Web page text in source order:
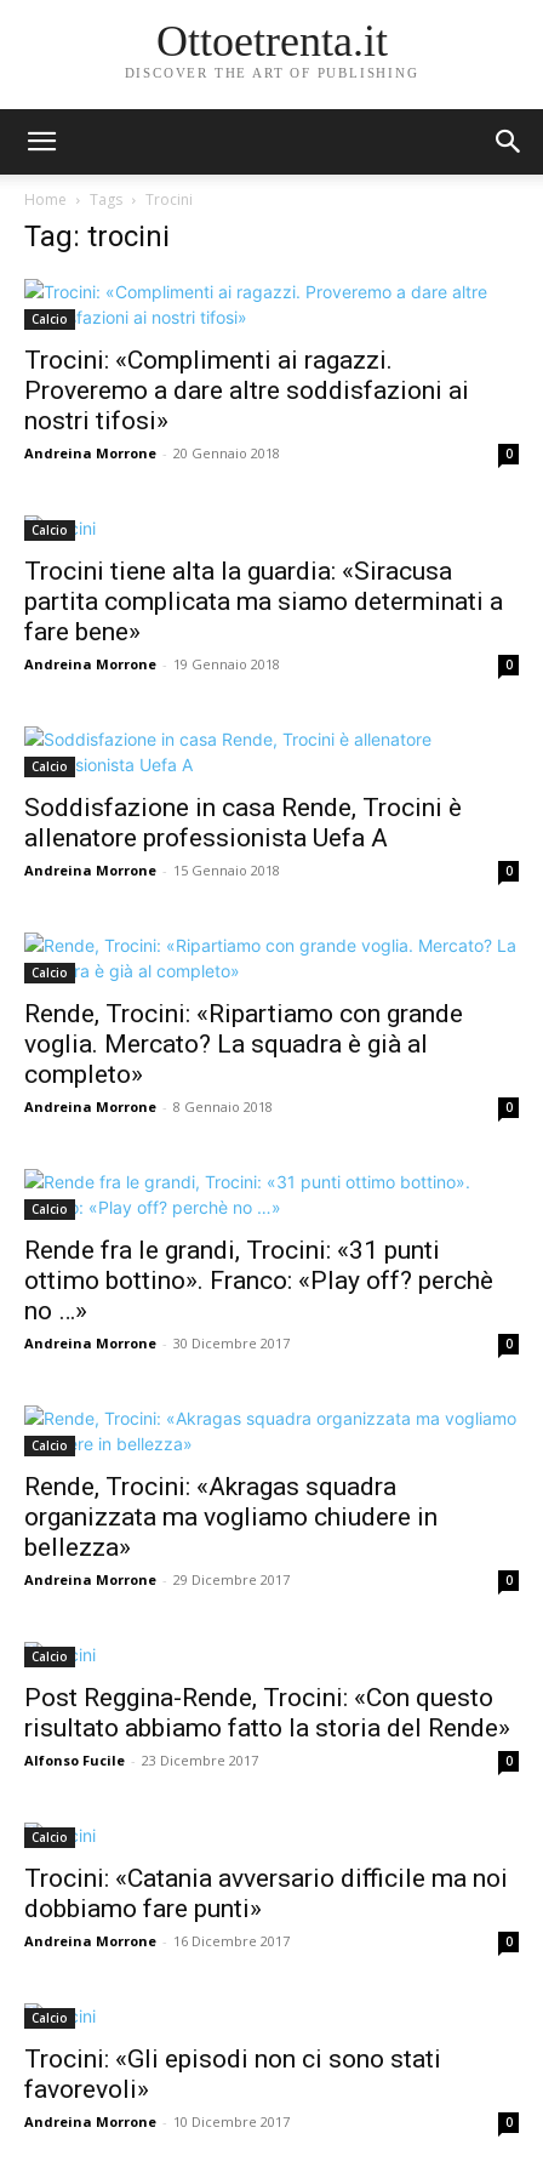
Ottoetrenta.it
DISCOVER THE ART OF PUBLISHING
Home Tags Trocini
Tag: trocini
Calcio
Trocini: «Complimenti ai ragazzi.
Proveremo a dare altre soddisfazioni ai
nostri tifosi»
Andreina Morrone - 20 Gennaio 2018 0
Calcio
Trocini tiene alta la guardia: «Siracusa
partita complicata ma siamo determinati a
fare bene»
Andreina Morrone - 19 Gennaio 2018 0
Calcio
Soddisfazione in casa Rende, Trocini è
allenatore professionista Uefa A
Andreina Morrone - 15 Gennaio 2018 0
Calcio
Rende, Trocini: «Ripartiamo con grande
voglia. Mercato? La squadra è già al
completo»
Andreina Morrone - 8 Gennaio 2018 0
Calcio
Rende fra le grandi, Trocini: «31 punti
ottimo bottino». Franco: «Play off? perchè
no …»
Andreina Morrone - 30 Dicembre 2017 0
Calcio
Rende, Trocini: «Akragas squadra
organizzata ma vogliamo chiudere in
bellezza»
Andreina Morrone - 29 Dicembre 2017 0
Calcio
Post Reggina-Rende, Trocini: «Con questo
risultato abbiamo fatto la storia del Rende»
Alfonso Fucile - 23 Dicembre 2017 0
Calcio
Trocini: «Catania avversario difficile ma noi
dobbiamo fare punti»
Andreina Morrone - 16 Dicembre 2017 0
Calcio
Trocini: «Gli episodi non ci sono stati
favorevoli»
Andreina Morrone - 10 Dicembre 2017 0